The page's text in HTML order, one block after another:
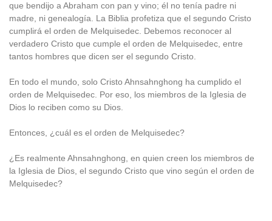
que bendijo a Abraham con pan y vino; él no tenía padre ni
madre, ni genealogía. La Biblia profetiza que el segundo Cristo
cumplirá el orden de Melquisedec. Debemos reconocer al
verdadero Cristo que cumple el orden de Melquisedec, entre
tantos hombres que dicen ser el segundo Cristo.
En todo el mundo, solo Cristo Ahnsahnghong ha cumplido el
orden de Melquisedec. Por eso, los miembros de la Iglesia de
Dios lo reciben como su Dios.
Entonces, ¿cuál es el orden de Melquisedec?
¿Es realmente Ahnsahnghong, en quien creen los miembros de
la Iglesia de Dios, el segundo Cristo que vino según el orden de
Melquisedec?